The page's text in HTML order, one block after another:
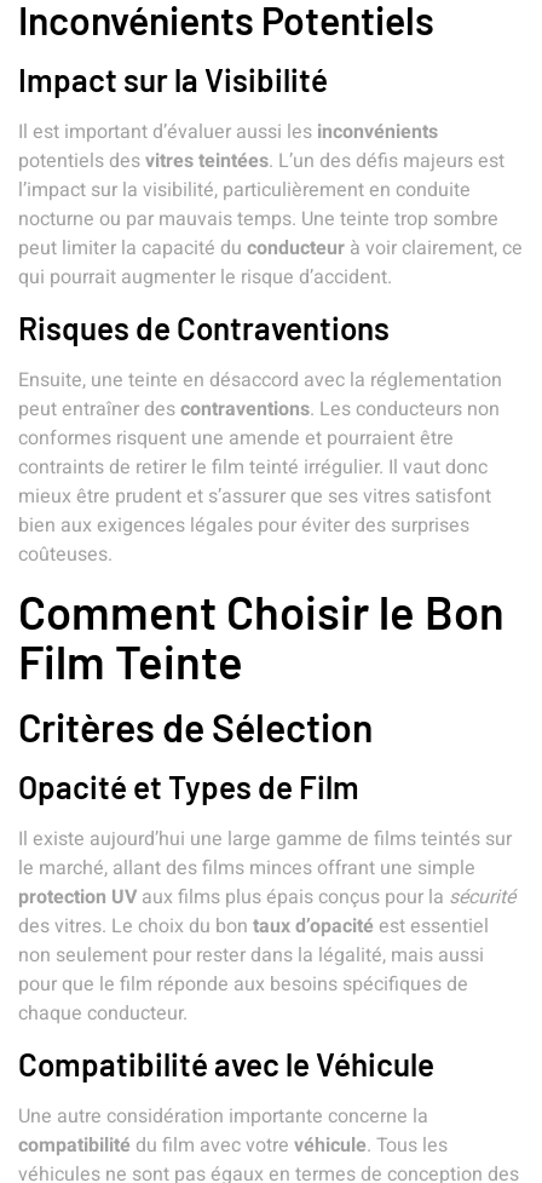
Inconvénients Potentiels
Impact sur la Visibilité
Il est important d’évaluer aussi les inconvénients
potentiels desvitres teintées. L’un des défis majeurs est
l’impact sur la visibilité, particulièrement en conduite
nocturne ou par mauvais temps. Une teinte trop sombre
peut limiter la capacité du conducteur à voir clairement, ce
qui pourrait augmenter le risque d’accident.
Risques de Contraventions
Ensuite, une teinte en désaccord avec la réglementation
peut entraîner descontraventions. Les conducteurs non
conformes risquent une amende et pourraient être
contraints de retirer le film teinté irrégulier. Il vaut donc
mieux être prudent et s’assurer que sesvitres satisfont
bien aux exigences légales pour éviter des surprises
coûteuses.
Comment Choisir le Bon
Film Teinte
Critères de Sélection
Opacité et Types de Film
Il existe aujourd’hui une large gamme de films teintés sur
le marché, allant des films minces offrant une simple
protection UV aux films plus épais conçus pour la sécurité
des vitres. Le choix du bon taux d’opacité est essentiel
non seulement pour rester dans la légalité, mais aussi
pour que le film réponde aux besoins spécifiques de
chaque conducteur.
Compatibilité avec le Véhicule
Une autre considération importante concerne la
compatibilité du film avec votre véhicule. Tous les
véhicules ne sont pas égaux en termes de conception des